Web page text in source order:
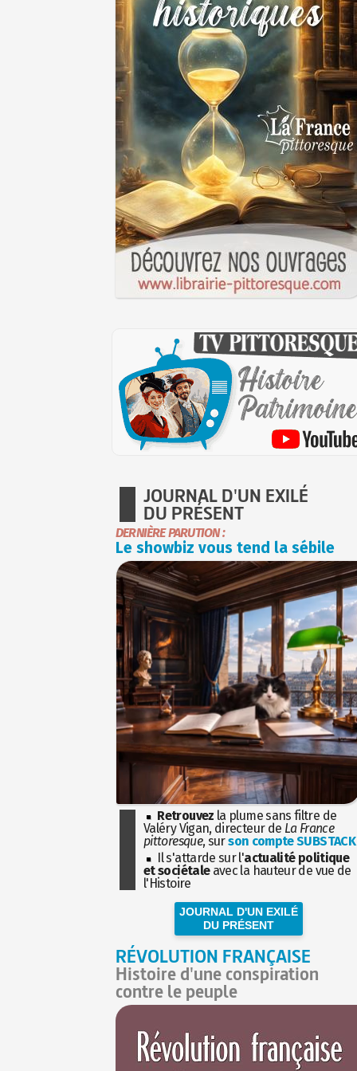
JOURNAL D'UN EXILÉ
DU PRÉSENT
DERNIÈRE PARUTION :
Le showbiz vous tend la sébile
Retrouvez la plume sans filtre de
Valéry Vigan, directeur de La France
pittoresque, surson compte SUBSTACK
Il s'attarde sur l'actualité politique
et sociétaleavec la hauteur de vue de
l'Histoire
JOURNAL D'UN EXILÉ
DU PRÉSENT
RÉVOLUTION FRANÇAISE
Histoire d'une conspiration
contre le peuple